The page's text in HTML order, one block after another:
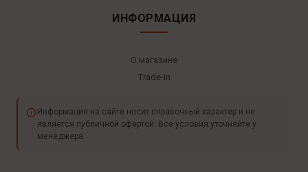
ИНФОРМАЦИЯ
О магазине
Trade-In
Информация на сайте носит справочный характер и не
является публичной офертой. Все условия уточняйте у
менеджера.